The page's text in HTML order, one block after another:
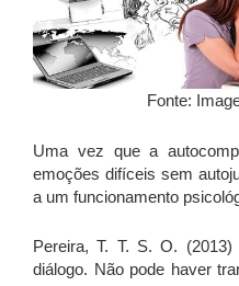
Fonte:
Uma vez que a
emoções difíceis sem
a um funcionamento
Pereira, T. T. S. O.
diálogo. Não pode haver